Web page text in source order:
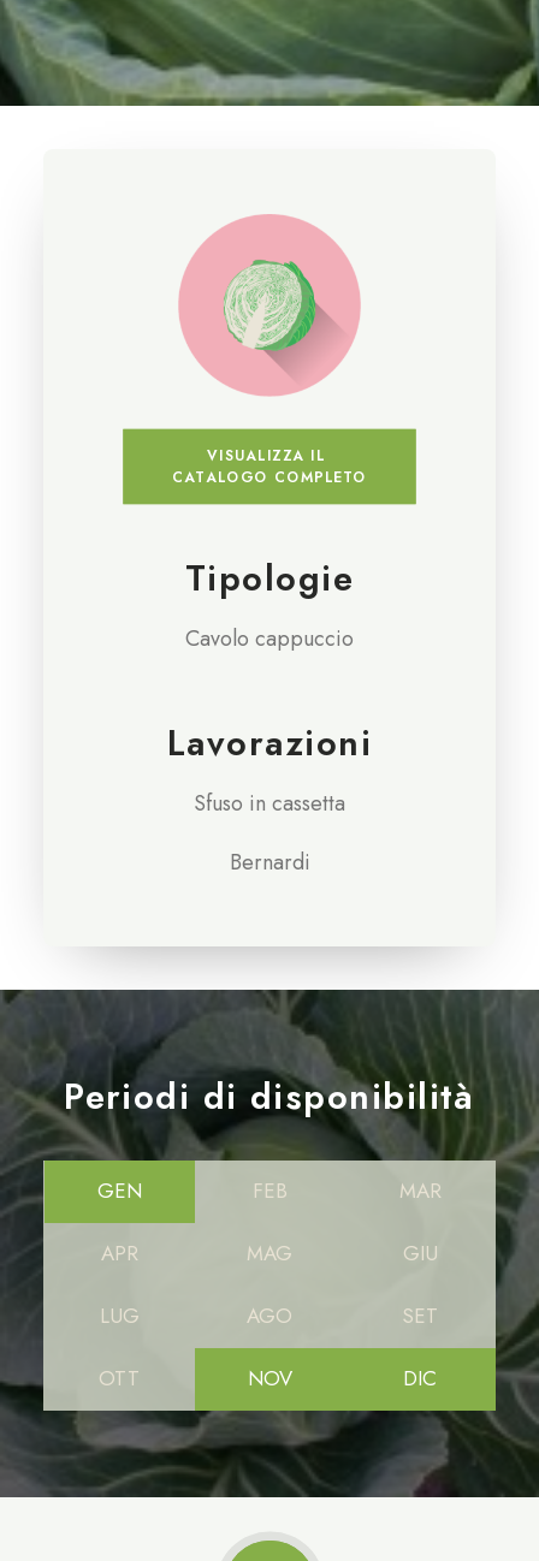
VISUALIZZA IL
CATALOGO COMPLETO
Tipologie
Cavolo cappuccio
Lavorazioni
Sfuso in cassetta
Bernardi
Periodi di disponibilità
GEN FEB MAR
APR MAG GIU
LUG AGO SET
OTT NOV DIC